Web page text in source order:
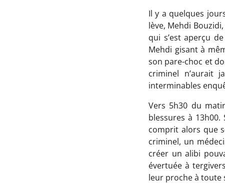
Il y a quelques
lève, Mehdi
qui s’est aperçu
Mehdi gisant à
son pare-choc et
criminel n’aurait
interminables
Vers 5h30 du
blessures à
comprit alors que
criminel, un
créer un alibi
évertuée à
leur proche à toute